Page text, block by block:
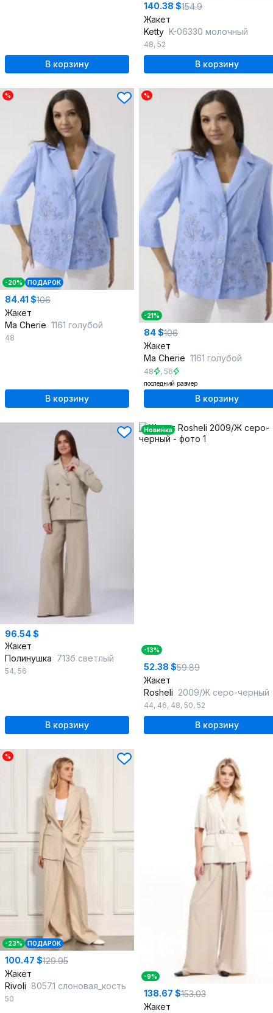
В корзину
140.38 $154.9
Жакет
Ketty K-06330 молочный
48, 52
В корзину
%
-20% ПОДАРОК
84.41 $106
Жакет
Ma Сherie 1161 голубой
48
В корзину
%
-21%
84 $106
Жакет
Ma Сherie 1161 голубой
48 , 56
последний размер
В корзину
96.54 $
Жакет
Полинушка 713б светлый
54, 56
В корзину
Новинка
-13%
52.38 $59.89
Жакет
Rosheli 2009/Ж серо-черный
44, 46, 48, 50, 52
В корзину
%
-23% ПОДАРОК
100.47 $129.95
Жакет
Rivoli 8057.1 слоновая_кость
50
-9%
138.67 $153.03
Жакет